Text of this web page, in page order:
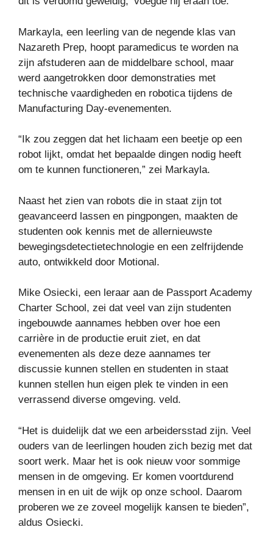
Markayla, een leerling van de negende klas van
Nazareth Prep, hoopt paramedicus te worden na
zijn afstuderen aan de middelbare school, maar
werd aangetrokken door demonstraties met
technische vaardigheden en robotica tijdens de
Manufacturing Day-evenementen.
“Ik zou zeggen dat het lichaam een ​​beetje op een
robot lijkt, omdat het bepaalde dingen nodig heeft
om te kunnen functioneren,” zei Markayla.
Naast het zien van robots die in staat zijn tot
geavanceerd lassen en pingpongen, maakten de
studenten ook kennis met de allernieuwste
bewegingsdetectietechnologie en een zelfrijdende
auto, ontwikkeld door Motional.
Mike Osiecki, een leraar aan de Passport Academy
Charter School, zei dat veel van zijn studenten
ingebouwde aannames hebben over hoe een
carrière in de productie eruit ziet, en dat
evenementen als deze deze aannames ter
discussie kunnen stellen en studenten in staat
kunnen stellen hun eigen plek te vinden in een
verrassend diverse omgeving. veld.
“Het is duidelijk dat we een arbeidersstad zijn. Veel
ouders van de leerlingen houden zich bezig met dat
soort werk. Maar het is ook nieuw voor sommige
mensen in de omgeving. Er komen voortdurend
mensen in en uit de wijk op onze school. Daarom
proberen we ze zoveel mogelijk kansen te bieden”,
aldus Osiecki.